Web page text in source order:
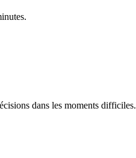
dans les moments difficiles.